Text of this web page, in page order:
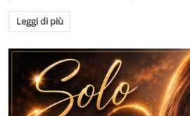
Leggi di più